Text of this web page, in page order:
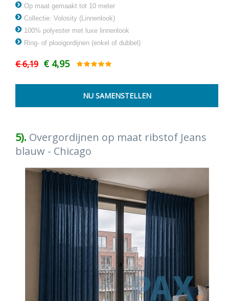
Op maat gemaakt tot 10 meter
Collectie: Volosity (Linnenlook)
100% polyester met luxe linnenlook
Ring- of plooigordijnen (enkel of dubbel)
€ 6,19 € 4,95
5). Overgordijnen op maat ribstof Jeans
blauw - Chicago